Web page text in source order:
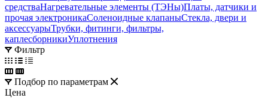
средстваНагревательные элементы (ТЭНы)Платы, датчики и
прочая электроникаСоленоидные клапаныСтекла, двери и
аксессуарыТрубки, фитинги, фильтры,
каплесборникиУплотнения
Фильтр
Подбор по параметрам
Цена